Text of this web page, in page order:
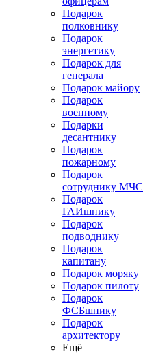
Подарок
полковнику
Подарок
энергетику
Подарок для
генерала
Подарок майору
Подарок
военному
Подарки
десантнику
Подарок
пожарному
Подарок
сотруднику МЧС
Подарок
ГАИшнику
Подарок
подводнику
Подарок
капитану
Подарок моряку
Подарок пилоту
Подарок
ФСБшнику
Подарок
архитектору
Ещё